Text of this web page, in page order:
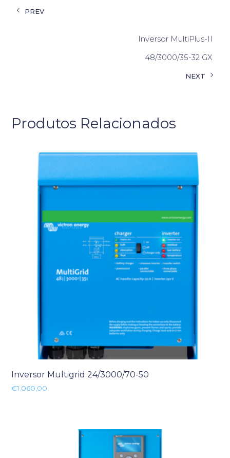
PREV
Inversor MultiPlus-II
48/3000/35-32 GX
NEXT
Produtos Relacionados
Inversor Multigrid 24/3000/70-50
€1.060,00